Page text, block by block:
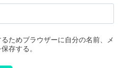
ためブラウザーに自分の名前、メ
存する。